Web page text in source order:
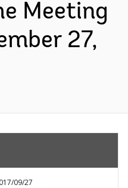
Meeting
27,
09/27